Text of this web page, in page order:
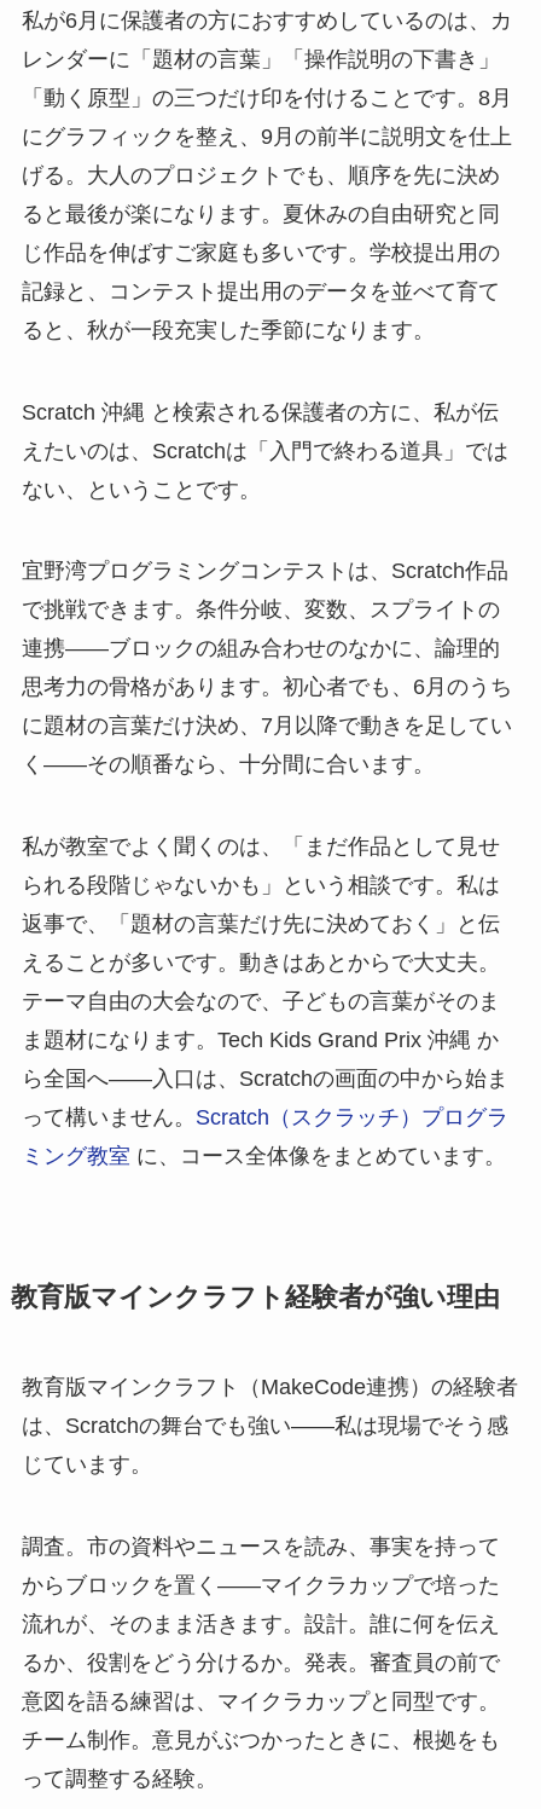
私が6月に保護者の方におすすめしているのは、カ
レンダーに「題材の言葉」「操作説明の下書き」
「動く原型」の三つだけ印を付けることです。8月
にグラフィックを整え、9月の前半に説明文を仕上
げる。大人のプロジェクトでも、順序を先に決め
ると最後が楽になります。夏休みの自由研究と同
じ作品を伸ばすご家庭も多いです。学校提出用の
記録と、コンテスト提出用のデータを並べて育て
ると、秋が一段充実した季節になります。
Scratch 沖縄 と検索される保護者の方に、私が伝
えたいのは、Scratchは「入門で終わる道具」では
ない、ということです。
宜野湾プログラミングコンテストは、Scratch作品
で挑戦できます。条件分岐、変数、スプライトの
連携——ブロックの組み合わせのなかに、論理的
思考力の骨格があります。初心者でも、6月のうち
に題材の言葉だけ決め、7月以降で動きを足してい
く——その順番なら、十分間に合います。
私が教室でよく聞くのは、「まだ作品として見せ
られる段階じゃないかも」という相談です。私は
返事で、「題材の言葉だけ先に決めておく」と伝
えることが多いです。動きはあとからで大丈夫。
テーマ自由の大会なので、子どもの言葉がそのま
ま題材になります。Tech Kids Grand Prix 沖縄 か
ら全国へ——入口は、Scratchの画面の中から始ま
って構いません。 Scratch（スクラッチ）プログラ
ミング教室 に、コース全体像をまとめています。
教育版マインクラフト経験者が強い理由
教育版マインクラフト（MakeCode連携）の経験者
は、Scratchの舞台でも強い——私は現場でそう感
じています。
調査。市の資料やニュースを読み、事実を持って
からブロックを置く——マイクラカップで培った
流れが、そのまま活きます。設計。誰に何を伝え
るか、役割をどう分けるか。発表。審査員の前で
意図を語る練習は、マイクラカップと同型です。
チーム制作。意見がぶつかったときに、根拠をも
って調整する経験。